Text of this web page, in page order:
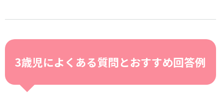
3歳児によくある質問とおすすめ回答例